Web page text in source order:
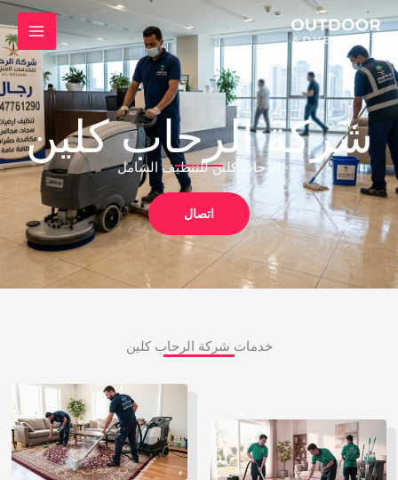
تخطي
إلى
المحتوى
شركة الرحاب كلين
الرجاب كلين للتنظيف الشامل
اتصال
خدمات شركة الرحاب كلين